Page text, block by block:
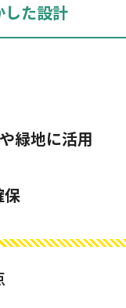
した設計
緑地に活用
保